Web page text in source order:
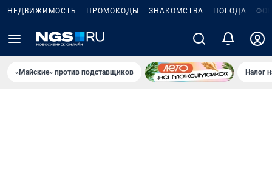
НЕДВИЖИМОСТЬ ПРОМОКОДЫ ЗНАКОМСТВА ПОГОДА
«Майские» против подставщиков Налог